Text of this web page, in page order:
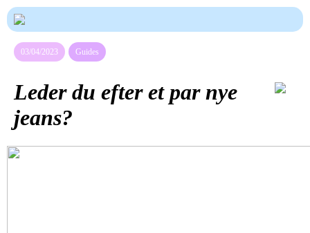
03/04/2023 Guides
Leder du efter et par nye
jeans?